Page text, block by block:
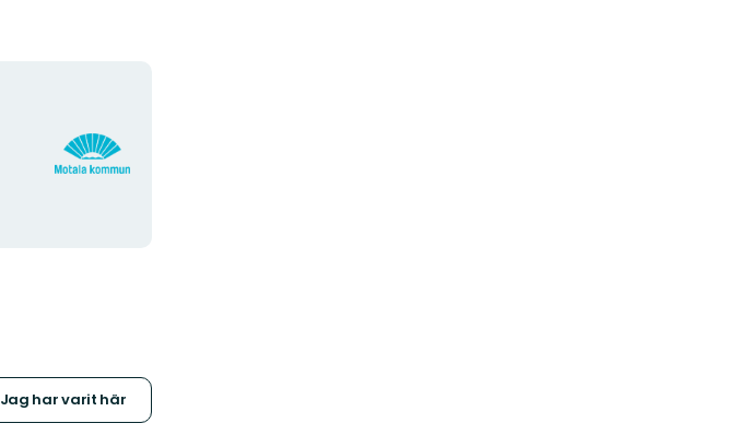
Organisationens
logotyp
Jag har varit här